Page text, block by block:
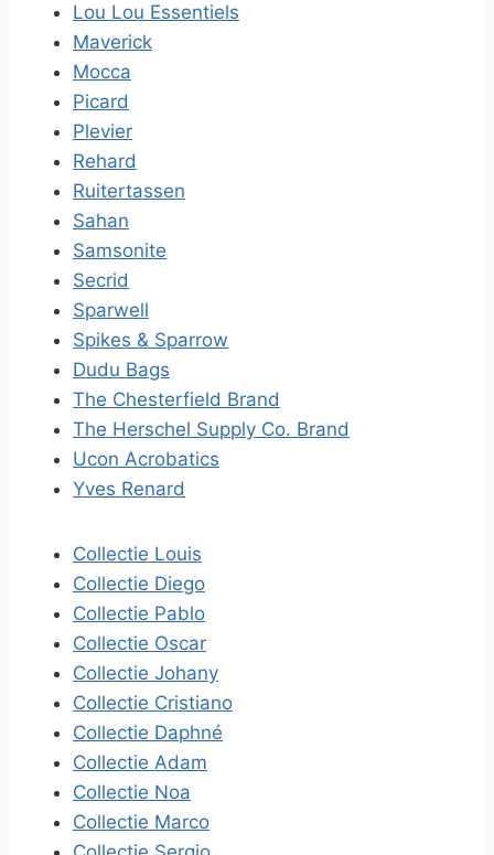
Lou Lou Essentiels
Maverick
Mocca
Picard
Plevier
Rehard
Ruitertassen
Sahan
Samsonite
Secrid
Sparwell
Spikes & Sparrow
Dudu Bags
The Chesterfield Brand
The Herschel Supply Co. Brand
Ucon Acrobatics
Yves Renard
Collectie Louis
Collectie Diego
Collectie Pablo
Collectie Oscar
Collectie Johany
Collectie Cristiano
Collectie Daphné
Collectie Adam
Collectie Noa
Collectie Marco